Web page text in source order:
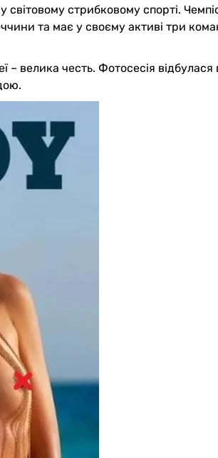
стрибковому спорті.
та має у своєму активі три
велика честь. Фотосесія відбулася